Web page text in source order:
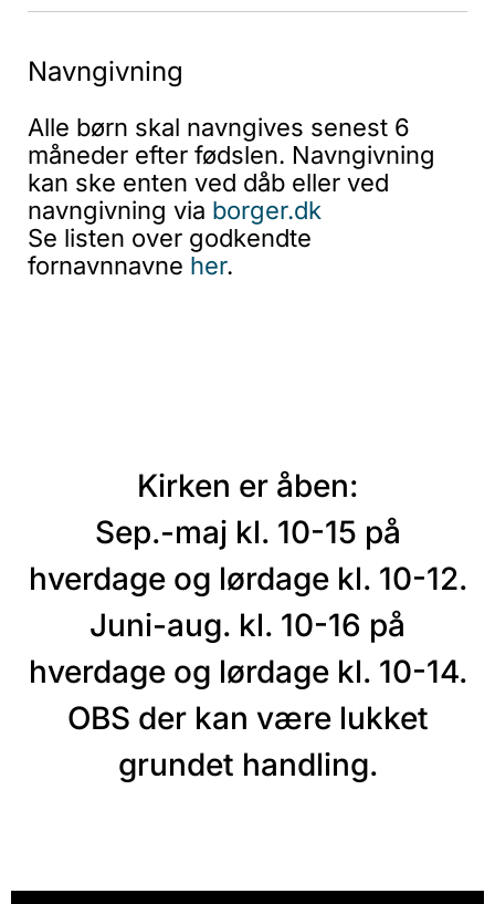
Navngivning
Alle børn skal navngives senest 6
måneder efter fødslen. Navngivning
kan ske enten ved dåb eller ved
navngivning via borger.dk
Se listen over godkendte
fornavnnavne her.
Kirken er åben:
Sep.-maj kl. 10-15 på
hverdage og lørdage kl. 10-12.
Juni-aug. kl. 10-16 på
hverdage og lørdage kl. 10-14.
OBS der kan være lukket
grundet handling.